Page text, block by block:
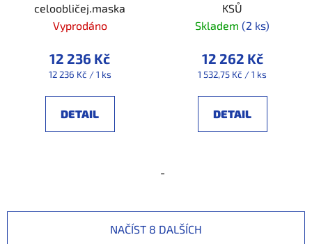
celoobličej.maska
Vyprodáno
12 236 Kč
Měrná
12 236 Kč / 1 ks
DETAIL
KSŮ
Skladem (2 ks)
12 262 Kč
Měrná
1 532,75 Kč / 1 ks
DETAIL
-
NAČÍST 8 DALŠÍCH